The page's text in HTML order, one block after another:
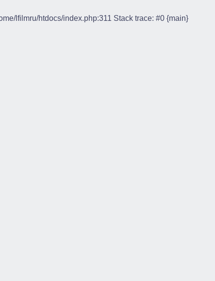
lfilmru/htdocs/index.php:311 Stack trace: #0 {main}